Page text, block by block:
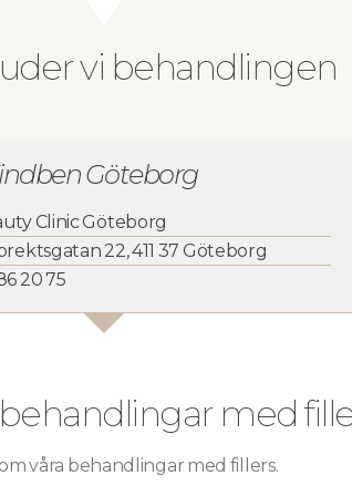
vi behandlingen
Göteborg
Clinic Göteborg
22, 411 37 Göteborg
20 75
med
våra behandlingar med fillers.